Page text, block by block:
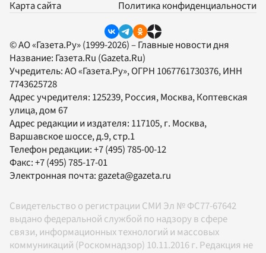
Карта сайта
Политика конфиденциальности
© АО «Газета.Ру» (1999-2026) – Главные новости дня
Название: Газета.Ru (Gazeta.Ru)
Учредитель:АО «Газета.Ру», ОГРН 1067761730376, ИНН
7743625728
Адрес учредителя: 125239, Россия, Москва, Коптевская
улица, дом 67
Адрес редакции и издателя: 117105, г. Москва,
Варшавское шоссе, д.9, стр.1
Телефон редакции:+7 (495) 785-00-12
Факс:+7 (495) 785-17-01
Электронная почта:gazeta@gazeta.ru
Свидетельство о регистрации СМИ Эл № ФС77-67642
выдано федеральной службой по надзору в сфере
связи, информационных технологий и массовых
коммуникаций (Роскомнадзор) 10.11.2016 г. Редакция не